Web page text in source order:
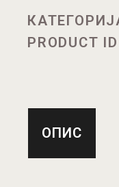
PRODUCT
ОПИС